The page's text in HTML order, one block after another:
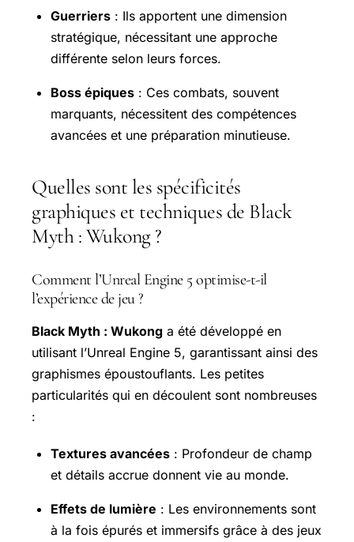
Guerriers : Ils apportent une dimension
stratégique, nécessitant une approche
différente selon leurs forces.
Boss épiques : Ces combats, souvent
marquants, nécessitent des compétences
avancées et une préparation minutieuse.
Quelles sont les spécificités
graphiques et techniques de Black
Myth : Wukong ?
Comment l’Unreal Engine 5 optimise-t-il
l’expérience de jeu ?
Black Myth : Wukong a été développé en
utilisant l’Unreal Engine 5, garantissant ainsi des
graphismes époustouflants. Les petites
particularités qui en découlent sont nombreuses
:
Textures avancées : Profondeur de champ
et détails accrue donnent vie au monde.
Effets de lumière : Les environnements sont
à la fois épurés et immersifs grâce à des jeux